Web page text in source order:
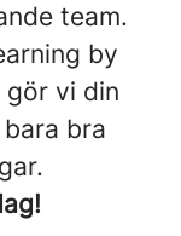
team.
by
vi din
bra